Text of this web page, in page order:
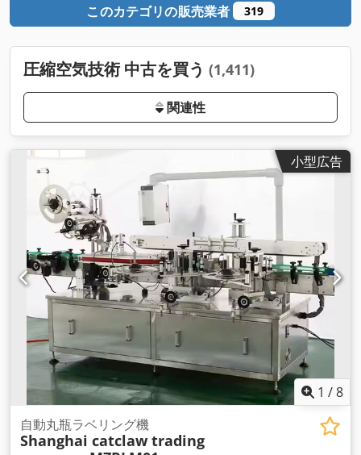
このカテゴリの販売業者 319
圧縮空気技術 中古を買う (1,411)
関連性
小型広告
1 /8
自動丸瓶ラベリング機
Shanghai catclaw trading